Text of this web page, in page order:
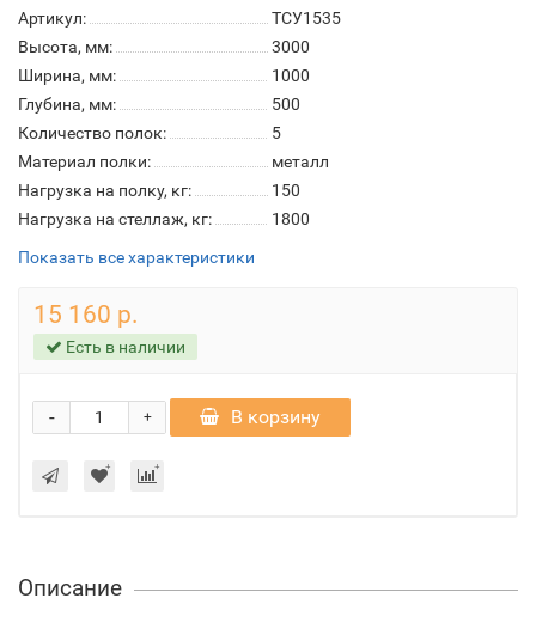
Артикул:
ТСУ1535
Высота, мм:
3000
Ширина, мм:
1000
Глубина, мм:
500
Количество полок:
5
Материал полки:
металл
Нагрузка на полку, кг:
150
Нагрузка на стеллаж, кг:
1800
Показать все характеристики
15 160 р.
Есть в наличии
+
- В корзину
Описание